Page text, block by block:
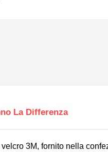
La Differenza
3M, fornito nella